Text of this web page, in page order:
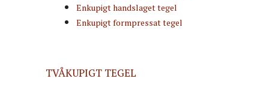
Enkupigt handslaget tegel
Enkupigt formpressat tegel
TVÅKUPIGT TEGEL